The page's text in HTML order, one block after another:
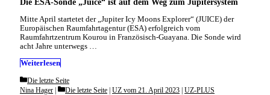
Die ESA-Sonde „Juice“ ist auf dem Weg zum Jupitersystem
Mitte April startetet der „Jupiter Icy Moons Explorer“ (JUICE) der
Europäischen Raumfahrtagentur (ESA) erfolgreich vom
Raumfahrtzentrum Kourou in Französisch-Guayana. Die Sonde wird
acht Jahre unterwegs …
Weiterlesen
Categories
Die letzte Seite
Nina Hager Categories
Die letzte Seite UZ vom 21. April 2023 UZ-PLUS